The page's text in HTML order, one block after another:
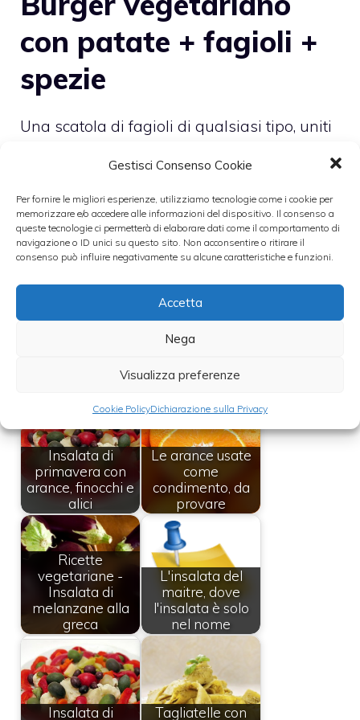
Gestisci Consenso Cookie
Per fornire le migliori esperienze, utilizziamo tecnologie come i cookie per
memorizzare e/o accedere alle informazioni del dispositivo. Il consenso a
queste tecnologie ci permetterà di elaborare dati come il comportamento di
navigazione o ID unici su questo sito. Non acconsentire o ritirare il
consenso può influire negativamente su alcune caratteristiche e funzioni.
Accetta
Nega
Visualizza preferenze
Cookie PolicyDichiarazione sulla Privacy
con patate + fagioli +
spezie
Una scatola di fagioli di qualsiasi tipo, uniti
una poltiglia omogenea cui devono unirsi le
spezie che più vi aggradano. Si consiglia di
sgocciolare i fagioli prima di schiacciarli. Per
le spezie tenete conto che sono ideali pepe,
origano e timo. Il burger va cotto in una
padella antiaderente con un filo d’olio.
Leggi anche:
Insalata di
primavera con
arance, finocchi e
alici
Le arance usate
come
condimento, da
provare
Ricette
vegetariane -
Insalata di
melanzane alla
greca
L'insalata del
maitre, dove
l'insalata è solo
nel nome
Insalata di
Tagliatelle con